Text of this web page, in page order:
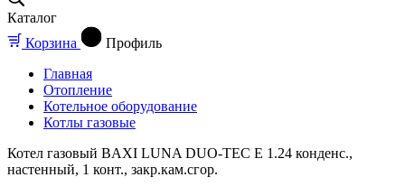
Каталог
Корзина
Профиль
Главная
Отопление
Котельное оборудование
Котлы газовые
Котел газовый BAXI LUNA DUO-TEC E 1.24 конденс.,
настенный, 1 конт., закр.кам.сгор.